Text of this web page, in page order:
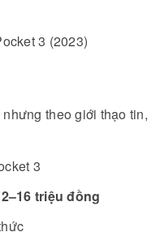
3 (2023)
theo giới thạo tin,
3
triệu đồng